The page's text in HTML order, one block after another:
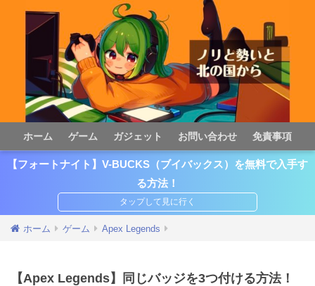
ホーム ゲーム ガジェット お問い合わせ 免責事項
【フォートナイト】V-BUCKS（ブイバックス）を無料で入手す
る方法！
ホーム ゲーム Apex Legends
【Apex Legends】同じバッジを3つ付ける方法！